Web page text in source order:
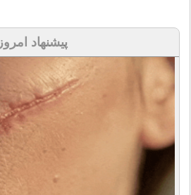
پیشنهاد امروز